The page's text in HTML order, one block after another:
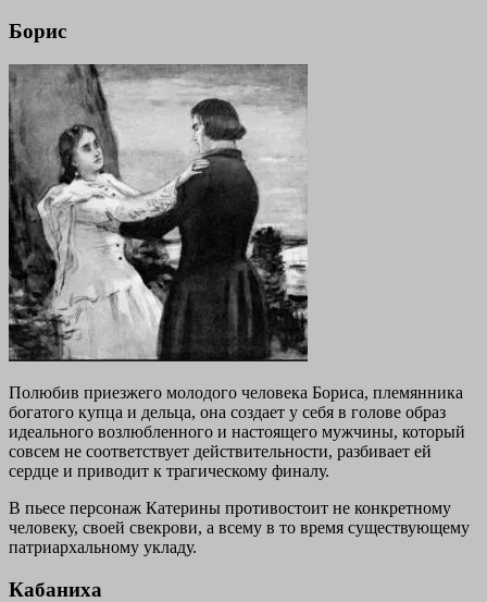
Борис
Полюбив приезжего молодого человека Бориса, племянника
богатого купца и дельца, она создает у себя в голове образ
идеального возлюбленного и настоящего мужчины, который
совсем не соответствует действительности, разбивает ей
сердце и приводит к трагическому финалу.
В пьесе персонаж Катерины противостоит не конкретному
человеку, своей свекрови, а всему в то время существующему
патриархальному укладу.
Кабаниха